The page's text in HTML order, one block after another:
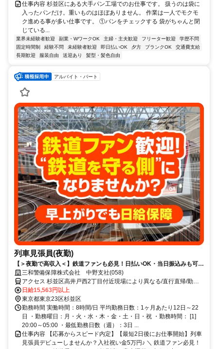
仕事内容 杉並区にある大手パン工場でのお仕事です。 扱うのは袋に
入ったパンだけ。重いものはほぼありません。 作業は一人でモクモ
ク進める事が多い仕事です。 ①パンをチェックする 袋がちゃんと閉
じている...
業界未経験者歓迎 副業・WワークOK 主婦・主夫歓迎 フリーター歓迎
学歴不問
固定時間制
経験不問 未経験者歓迎 即日払いOK 夕方 ブランクOK
交通費支給
長期歓迎
服装自由 送迎あり 髪型・髪色自由
アルバイト・パート
列車見張員(夜勤)
【＞夜勤で高収入＜】鉄道ファンも必見！日払いOK・当日振込みも可能
♪
三和警備保障株式会社 中野支社(058)
アクセス 杉並区高井戸西2丁目付近現場により異なる/直行直帰/勤務
地相談可■電話面接■来社不要■即日勤務
日給15,563円以上
東京都東京23区杉並区
勤務時間 実働時間：8時間/日 平均勤務日数：1ヶ月あたり12日～22
日 ・勤務曜日：月・火・水・木・金・土・日・祝 ・勤務時間： [1]
20:00～05:00 ・最低勤務日数（週）：3日 ...
仕事内容 【応募からスピード内定】【最短2日後にお仕事開始】列車
見張員デビューしませんか？入社祝い金5万円♪ ＼ 鉄道ファン必見！